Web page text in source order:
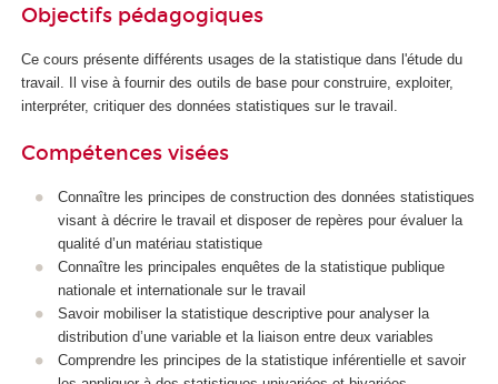
Objectifs pédagogiques
Ce cours présente différents usages de la statistique dans l'étude du
travail. Il vise à fournir des outils de base pour construire, exploiter,
interpréter, critiquer des données statistiques sur le travail.
Compétences visées
Connaître les principes de construction des données statistiques
visant à décrire le travail et disposer de repères pour évaluer la
qualité d’un matériau statistique
Connaître les principales enquêtes de la statistique publique
nationale et internationale sur le travail
Savoir mobiliser la statistique descriptive pour analyser la
distribution d’une variable et la liaison entre deux variables
Comprendre les principes de la statistique inférentielle et savoir